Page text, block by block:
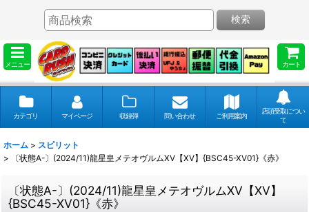
メニュー カート
検索
カテゴリ マイページ 収録弾 問い合わせ ご利用案内
店頭受取につい
て
ホーム > スピリット
>
〔状態A-〕(2024/11)龍星皇メテオヴルムXV【XV】{BSC45-XV01}《赤》
〔状態A-〕(2024/11)龍星皇メテオヴルムXV【XV】
{BSC45-XV01}《赤》